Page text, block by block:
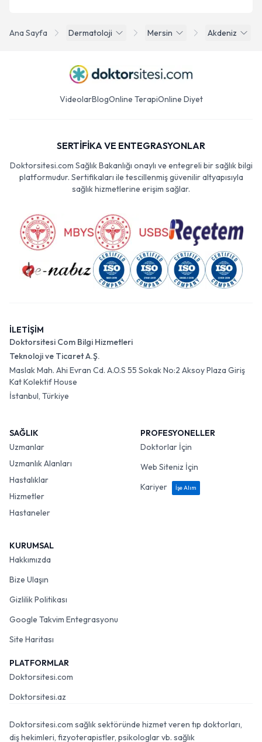
Ana Sayfa Dermatoloji Mersin Akdeniz
VideolarBlogOnline TerapiOnline Diyet
SERTİFİKA VE ENTEGRASYONLAR
Doktorsitesi.com Sağlık Bakanlığı onaylı ve entegreli bir sağlık bilgi
platformudur. Sertifikaları ile tescillenmiş güvenilir altyapısıyla
sağlık hizmetlerine erişim sağlar.
İLETİŞİM
Doktorsitesi Com Bilgi Hizmetleri
Teknoloji ve Ticaret A.Ş.
Maslak Mah. Ahi Evran Cd. A.O.S 55 Sokak No:2 Aksoy Plaza Giriş
Kat Kolektif House
İstanbul, Türkiye
SAĞLIK
Uzmanlar
Uzmanlık Alanları
Hastalıklar
Hizmetler
Hastaneler
PROFESYONELLER
Doktorlar İçin
Web Siteniz İçin
Kariyer
İşe Alım
KURUMSAL
Hakkımızda
Bize Ulaşın
Gizlilik Politikası
Google Takvim Entegrasyonu
Site Haritası
PLATFORMLAR
Doktorsitesi.com
Doktorsitesi.az
Doktorsitesi.com sağlık sektöründe hizmet veren tıp doktorları,
diş hekimleri, fizyoterapistler, psikologlar vb. sağlık